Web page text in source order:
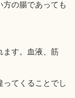
方の腸であっても
ます。血液、筋
ってくることでし